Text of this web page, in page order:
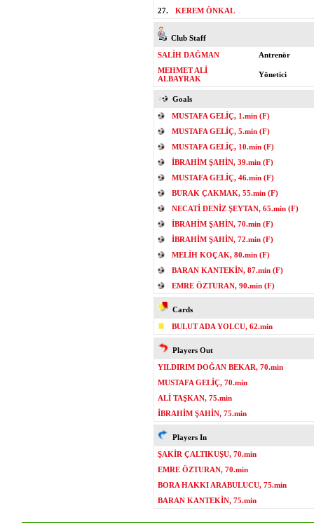
27.
KEREM ÖNKAL
Club Staff
SALİH DAĞMAN
Antrenör
MEHMET ALİ
ALBAYRAK
Yönetici
Goals
MUSTAFA GELİÇ, 1.min (F)
MUSTAFA GELİÇ, 5.min (F)
MUSTAFA GELİÇ, 10.min (F)
İBRAHİM ŞAHİN, 39.min (F)
MUSTAFA GELİÇ, 46.min (F)
BURAK ÇAKMAK, 55.min (F)
NECATİ DENİZ ŞEYTAN, 65.min (F)
İBRAHİM ŞAHİN, 70.min (F)
İBRAHİM ŞAHİN, 72.min (F)
MELİH KOÇAK, 80.min (F)
BARAN KANTEKİN, 87.min (F)
EMRE ÖZTURAN, 90.min (F)
Cards
BULUT ADA YOLCU, 62.min
Players Out
YILDIRIM DOĞAN BEKAR, 70.min
MUSTAFA GELİÇ, 70.min
ALİ TAŞKAN, 75.min
İBRAHİM ŞAHİN, 75.min
Players In
ŞAKİR ÇALTIKUŞU, 70.min
EMRE ÖZTURAN, 70.min
BORA HAKKI ARABULUCU, 75.min
BARAN KANTEKİN, 75.min